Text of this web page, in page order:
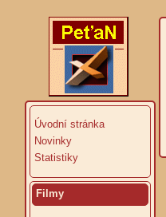
Úvodní stránka
Novinky
Statistiky
Filmy